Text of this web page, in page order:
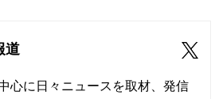
道
心に日々ニュースを取材、発信